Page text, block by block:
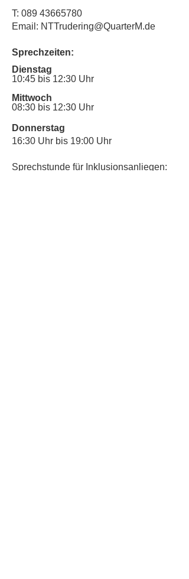
T: 089 43665780
Email: NTTrudering@QuarterM.de
Sprechzeiten:
Dienstag
10:45 bis 12:30 Uhr
Mittwoch
08:30 bis 12:30 Uhr
Donnerstag
16:30 Uhr bis 19:00 Uhr
Sprechstunde für Inklusionsanliegen: